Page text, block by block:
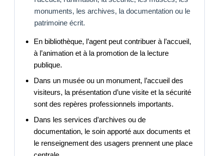
monuments, les archives, la documentation ou le
patrimoine écrit.
En bibliothèque, l’agent peut contribuer à l’accueil,
à l’animation et à la promotion de la lecture
publique.
Dans un musée ou un monument, l’accueil des
visiteurs, la présentation d’une visite et la sécurité
sont des repères professionnels importants.
Dans les services d’archives ou de
documentation, le soin apporté aux documents et
le renseignement des usagers prennent une place